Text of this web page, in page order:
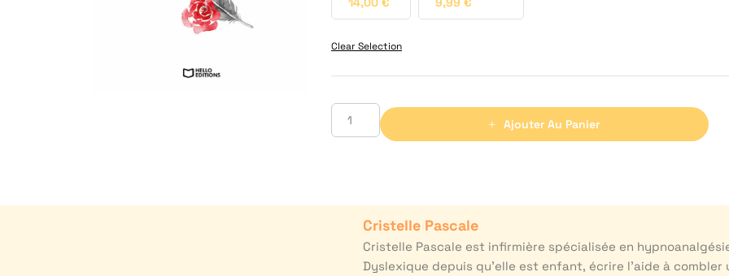
Clear Selection
Ajouter Au Panier
Cristelle Pascale
Cristelle Pascale est infirmière spécialisée en
Dyslexique depuis qu’elle est enfant, écrire l’aide à combler